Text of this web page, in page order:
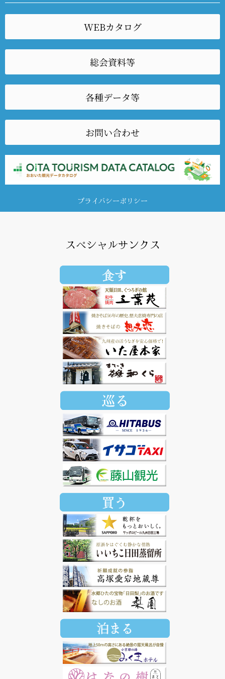
WEBカタログ
総会資料等
各種データ等
お問い合わせ
プライバシーポリシー
スペシャルサンクス